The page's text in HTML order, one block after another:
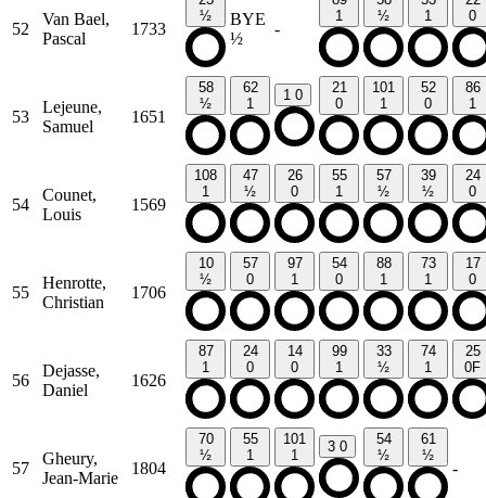
52
Van Bael,
Pascal
1733
½
BYE
½
-
1
½
1
0
53
Lejeune,
Samuel
1651
58
½
62
1
1 0
21
0
101
1
52
0
86
1
54
Counet,
Louis
1569
108
1
47
½
26
0
55
1
57
½
39
½
24
0
55
Henrotte,
Christian
1706
10
½
57
0
97
1
54
0
88
1
73
1
17
0
56
Dejasse,
Daniel
1626
87
1
24
0
14
0
99
1
33
½
74
1
25
0F
57
Gheury,
Jean-Marie
1804
70
½
55
1
101
1
3 0
54
½
61
½
-